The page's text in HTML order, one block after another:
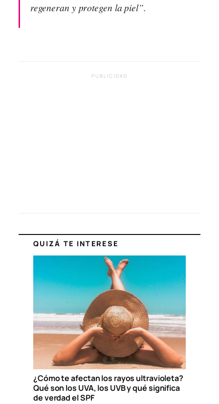
regeneran y protegen la piel”.
PUBLICIDAD
QUIZÁ TE INTERESE
¿Cómo te afectan los rayos ultravioleta?
Qué son los UVA, los UVB y qué significa
de verdad el SPF